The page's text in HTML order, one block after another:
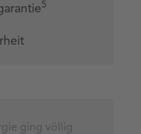
5
ging völlig